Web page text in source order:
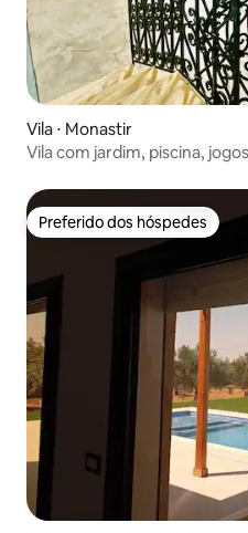
Vila ⋅ Monastir
Vila com jardim, piscina,
Preferido dos hóspedes
Preferido dos hóspedes